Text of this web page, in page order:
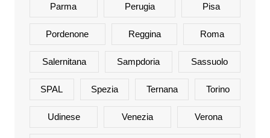
Parma Perugia Pisa
Pordenone Reggina Roma
Salernitana Sampdoria Sassuolo
SPAL Spezia Ternana Torino
Udinese Venezia Verona